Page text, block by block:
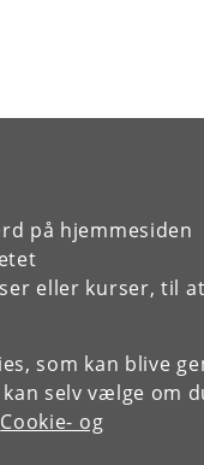
på hjemmesiden
eller kurser, til at
som kan blive
selv vælge om
Cookie- og